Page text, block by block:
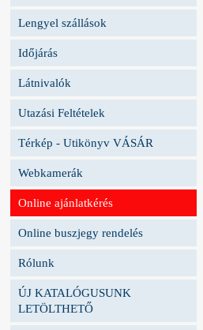
Lengyel szállások
Időjárás
Látnivalók
Utazási Feltételek
Térkép - Utikönyv VÁSÁR
Webkamerák
Online ajánlatkérés
Online buszjegy rendelés
Rólunk
ÚJ KATALÓGUSUNK
LETÖLTHETŐ